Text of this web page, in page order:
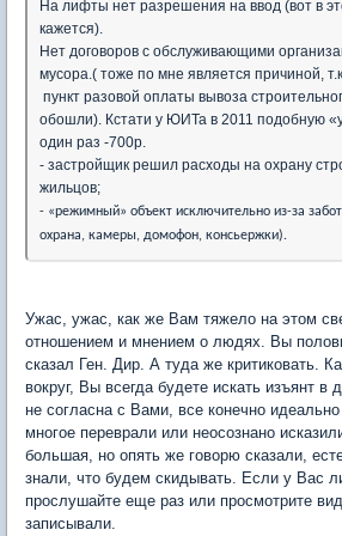
На лифты нет разрешения на ввод (вот в
кажется).
Нет договоров с обслуживающими
мусора.( тоже по мне является причиной,
пункт разовой оплаты вывоза
обошли). Кстати у ЮИТа в 2011 подобную
один раз -700р.
- застройщик решил расходы на охрану
жильцов;
- «режимный» объект исключительно из-за
охрана, камеры, домофон, консьержки).
Ужас, ужас, как же Вам тяжело на этом
отношением и мнением о людях. Вы
сказал Ген. Дир. А туда же критиковать.
вокруг, Вы всегда будете искать изъянт в
не согласна с Вами, все конечно
многое переврали или неосознано
большая, но опять же говорю сказали,
знали, что будем скидывать. Если у Вас
прослушайте еще раз или просмотрите
записывали.